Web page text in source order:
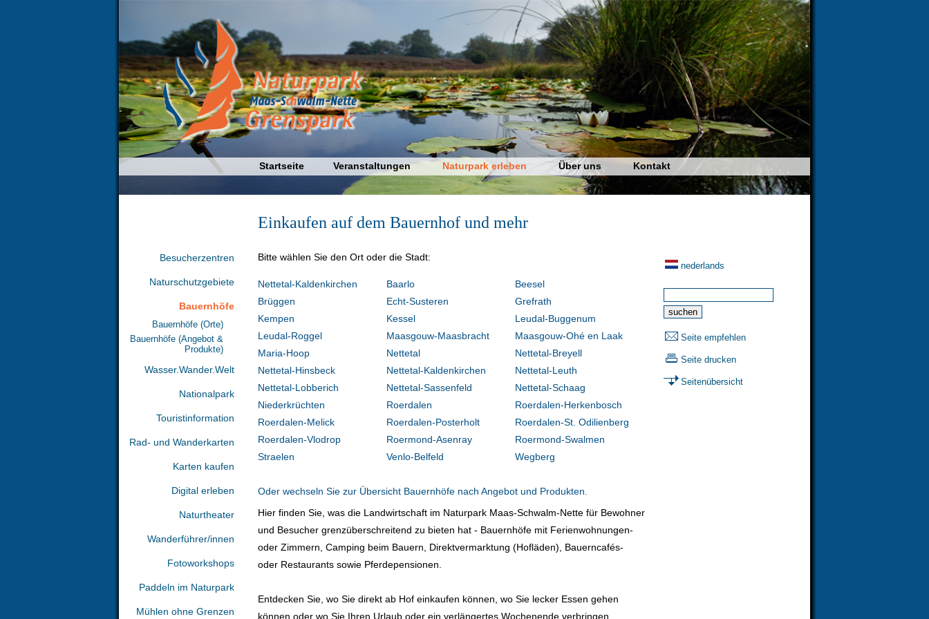
Besucherzentren
Naturschutzgebiete
Bauernhöfe
Bauernhöfe (Orte)
Bauernhöfe (Angebot &
Produkte)
Wasser.Wander.Welt
Nationalpark
Touristinformation
Rad- und Wanderkarten
Karten kaufen
Digital erleben
Naturtheater
Wanderführer/innen
Fotoworkshops
Paddeln im Naturpark
Mühlen ohne Grenzen
Startseite Veranstaltungen Naturpark erleben Über uns Kontakt
Einkaufen auf dem Bauernhof und mehr
Bitte wählen Sie den Ort oder die Stadt:
Nettetal-Kaldenkirchen Baarlo
Beesel
Brüggen
Echt-Susteren
Grefrath
Kempen
Kessel
Leudal-Buggenum
Leudal-Roggel
Maasgouw-Maasbracht
Maasgouw-Ohé en Laak
Maria-Hoop
Nettetal
Nettetal-Breyell
Nettetal-Hinsbeck
Nettetal-Kaldenkirchen
Nettetal-Leuth
Nettetal-Lobberich
Nettetal-Sassenfeld
Nettetal-Schaag
Niederkrüchten
Roerdalen
Roerdalen-Herkenbosch
Roerdalen-Melick
Roerdalen-Posterholt
Roerdalen-St. Odilienberg
Roerdalen-Vlodrop
Roermond-Asenray
Roermond-Swalmen
Straelen
Venlo-Belfeld Wegberg
Oder wechseln Sie zur Übersicht Bauernhöfe nach Angebot und Produkten.
Hier finden Sie, was die Landwirtschaft im Naturpark Maas-Schwalm-Nette für Bewohner
und Besucher grenzüberschreitend zu bieten hat - Bauernhöfe mit Ferienwohnungen-
oder Zimmern, Camping beim Bauern, Direktvermarktung (Hofläden), Bauerncafés-
oder Restaurants sowie Pferdepensionen.
Entdecken Sie, wo Sie direkt ab Hof einkaufen können, wo Sie lecker Essen gehen
können oder wo Sie Ihren Urlaub oder ein verlängertes Wochenende verbringen
nederlands
Seite empfehlen
Seite drucken
Seitenübersicht